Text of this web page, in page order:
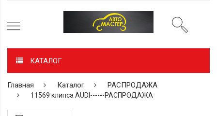
КАТАЛОГ
Главная Каталог РАСПРОДАЖА
11569 клипса AUDI------РАСПРОДАЖА